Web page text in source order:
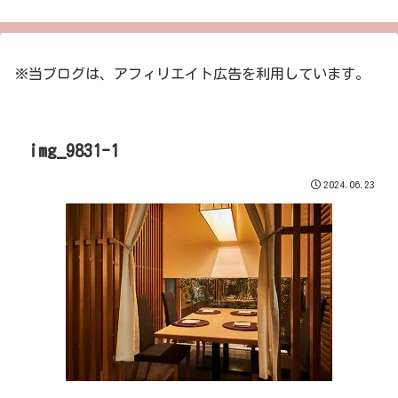
※当ブログは、アフィリエイト広告を利用しています。
img_9831-1
2024.06.23